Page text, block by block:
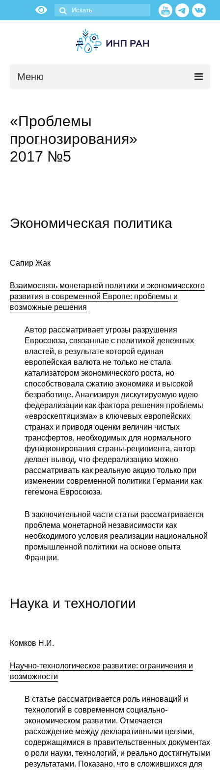
Меню
О нас
Об институте
Сотрудники
Материалы для СМИ
Научная жизнь
Издания
Проблемы прогнозирования
О журнале
Номера журналов
Редакционная этика
Информация для авторов
Общие требования
Стандарты оформления
Научные труды
Семинары
Энергетический семинар
Российско-французский семинар
«Проблемы
прогнозирования»
2017 №5
Экономическая политика
Сапир Жак
Взаимосвязь монетарной политики и экономического
развития в современной Европе: проблемы и
возможные решения
Автор рассматривает угрозы разрушения
Евросоюза, связанные с политикой денежных
властей, в результате которой единая
европейская валюта не только не стала
катализатором экономического роста, но
способствовала сжатию экономики и высокой
безработице. Анализируя дискутируемую идею
федерализации как фактора решения проблемы
«евроскептицизма» в ключевых европейских
странах и приводя оценки величин чистых
трансфертов, необходимых для нормального
функционирования страны-реципиента, автор
делает вывод, что федерализацию можно
рассматривать как реальную акцию только при
изменении современной политики Германии как
гегемона Евросоюза.
В заключительной части статьи рассматривается
проблема монетарной независимости как
необходимого условия реализации национальной
промышленной политики на основе опыта
Франции.
Наука и технологии
Комков Н.И.
Научно-технологическое развитие: ограничения и
возможности
В статье рассматривается роль инноваций и
технологий в современном социально-
экономическом развитии. Отмечается
расхождение между декларативными целями,
содержащимися в правительственных документах
о роли науки, технологий, и реально достигнутыми
результатами. Показано, что в сложившихся для